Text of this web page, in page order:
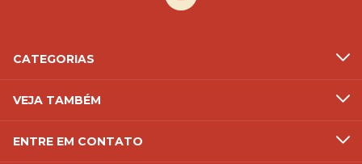
CATEGORIAS
VEJA TAMBÉM
ENTRE EM CONTATO